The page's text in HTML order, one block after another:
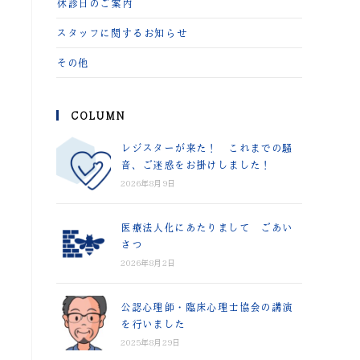
休診日のご案内
スタッフに関するお知らせ
その他
COLUMN
レジスターが来た！ これまでの騒
音、ご迷惑をお掛けしました！
2026年8月9日
医療法人化にあたりまして ごあい
さつ
2026年8月2日
公認心理師・臨床心理士協会の講演
を行いました
2025年8月29日